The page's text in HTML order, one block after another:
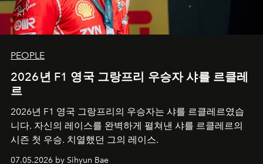
PEOPLE
2026년 F1 영국 그랑프리 우승자 샤를 르클레
르
2026년 F1 영국 그랑프리의 우승자는 샤를 르클레르였습
니다. 자신의 레이스를 완벽하게 펼쳐낸 샤를 르클레르의
시즌 첫 우승. 치열했던 그의 레이스.
07.05.2026 by Sihyun Bae